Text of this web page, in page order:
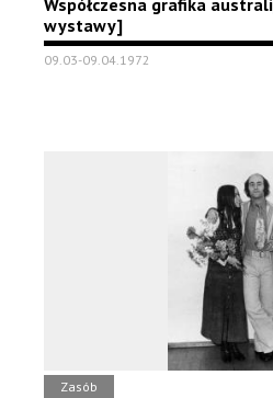
Współczesna grafika
wystawy]
09.03-09.04.1972
Zasób